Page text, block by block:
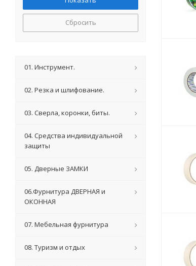
Сбросить
01. Инструмент.
02. Резка и шлифование.
03. Сверла, коронки, биты.
04. Средства индивидуальной
защиты
05. Дверные ЗАМКИ
06.Фурнитура ДВЕРНАЯ и
ОКОННАЯ
07. Мебельная фурнитура
08. Туризм и отдых